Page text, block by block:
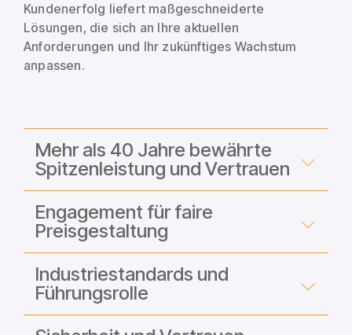
Kundenerfolg liefert maßgeschneiderte
Lösungen, die sich an Ihre aktuellen
Anforderungen und Ihr zukünftiges Wachstum
anpassen.
Mehr als 40 Jahre bewährte
Spitzenleistung und Vertrauen
Engagement für faire
Preisgestaltung
Industriestandards und
Führungsrolle